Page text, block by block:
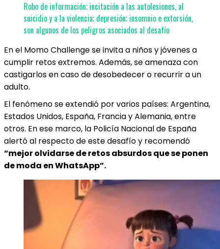
Robo de información; incitación a las autolesiones, al
suicidio y a la violencia; depresión; insomnio e extorsión,
son algunos de los peligros asociados al desafío
En el Momo Challenge se invita a niños y jóvenes a
cumplir retos extremos. Además, se amenaza con
castigarlos en caso de desobedecer o recurrir a un
adulto.
El fenómeno se extendió por varios países: Argentina,
Estados Unidos, España, Francia y Alemania, entre
otros. En ese marco, la Policía Nacional de España
alertó al respecto de este desafío y recomendó
“mejor olvidarse de retos absurdos que se ponen
de moda en WhatsApp”.